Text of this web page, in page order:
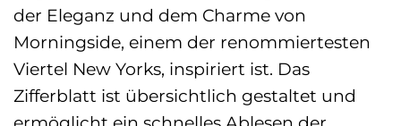
der Eleganz und dem Charme von
Morningside, einem der renommiertesten
Viertel New Yorks, inspiriert ist. Das
Zifferblatt ist übersichtlich gestaltet und